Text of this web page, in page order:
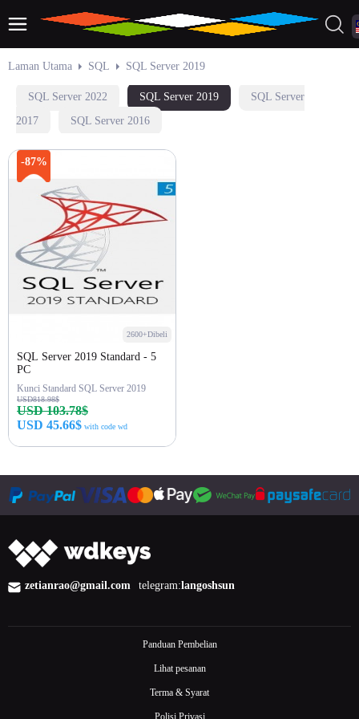
Laman Utama SQL SQL Server 2019
SQL Server 2022 SQL Server 2019
SQL Server
2017
SQL Server 2016
-87%
2600+Dibeli
SQL Server 2019 Standard - 5
PC
Kunci Standard SQL Server 2019
USD818.98$
USD 103.78$
USD 45.66$ with code wd
zetianrao@gmail.com telegram:langoshsun
Panduan Pembelian
Lihat pesanan
Terma & Syarat
Polisi Privasi